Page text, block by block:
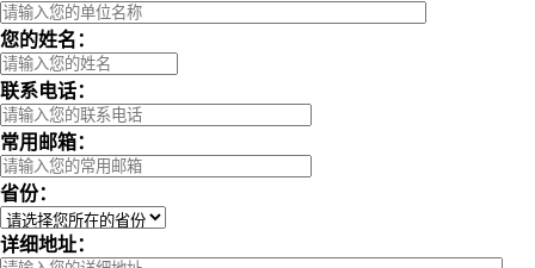
您的姓名：
联系电话：
常用邮箱：
省份：
详细地址：